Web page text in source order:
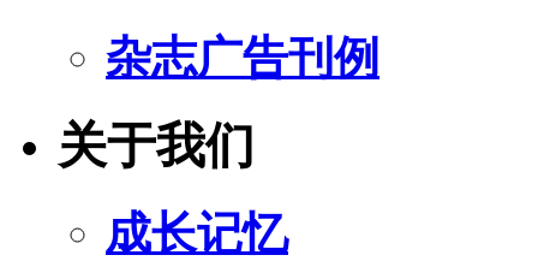
杂志广告刊例
关于我们
成长记忆